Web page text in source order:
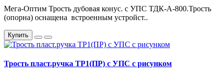
Мега-Оптим Трость дубовая конус. с УПС ТДК-А-800.Трость
(опорна) оснащена встроенным устройст..
Купить
Трость пласт.ручка ТР1(ПР) с УПС с рисунком